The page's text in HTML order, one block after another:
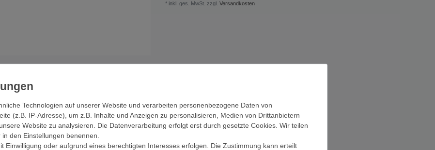
* inkl. ges. MwSt. zzgl. Versandkosten
Technologien auf unserer Website und verarbeiten personenbezogene Daten von
(z.B. IP-Adresse), um z.B. Inhalte und Anzeigen zu personalisieren, Medien von Drittanbietern
Website zu analysieren. Die Datenverarbeitung erfolgt erst durch gesetzte Cookies. Wir teilen
den Einstellungen benennen.
Einwilligung oder aufgrund eines berechtigten Interesses erfolgen. Die Zustimmung kann erteilt